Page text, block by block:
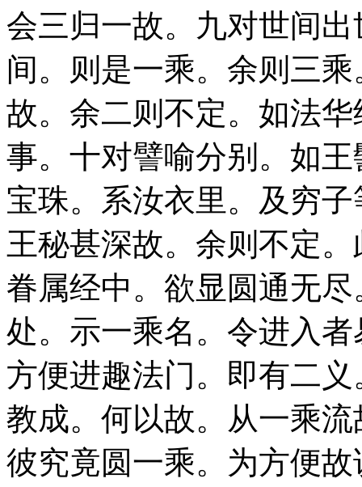
会三归一故。九对世间
间。则是一乘。余则三
故。余二则不定。如法
事。十对譬喻分别。如
宝珠。系汝衣里。及穷
王秘甚深故。余则不定
眷属经中。欲显圆通无
处。示一乘名。令进入
方便进趣法门。即有二
教成。何以故。从一乘
彼究竟圆一乘。为方便